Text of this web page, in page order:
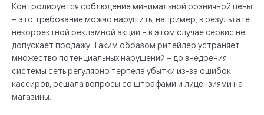
Контролируется соблюдение минимальной розничной цены
– это требование можно нарушить, например, в результате
некорректной рекламной акции – в этом случае сервис не
допускает продажу. Таким образом ритейлер устраняет
множество потенциальных нарушений – до внедрения
системы сеть регулярно терпела убытки из-за ошибок
кассиров, решала вопросы со штрафами и лицензиями на
магазины.